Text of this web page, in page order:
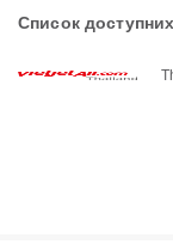
Список